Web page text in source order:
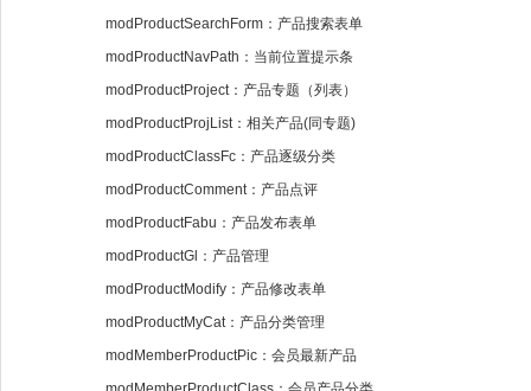
modProductSearchForm：产品搜索表单
modProductNavPath：当前位置提示条
modProductProject：产品专题（列表）
modProductProjList：相关产品(同专题)
modProductClassFc：产品逐级分类
modProductComment：产品点评
modProductFabu：产品发布表单
modProductGl：产品管理
modProductModify：产品修改表单
modProductMyCat：产品分类管理
modMemberProductPic：会员最新产品